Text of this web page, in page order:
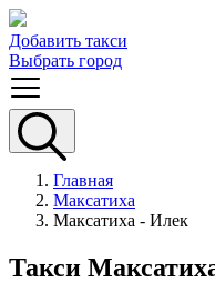
Добавить такси
Выбрать город
Главная
Максатиха
Максатиха - Илек
Такси